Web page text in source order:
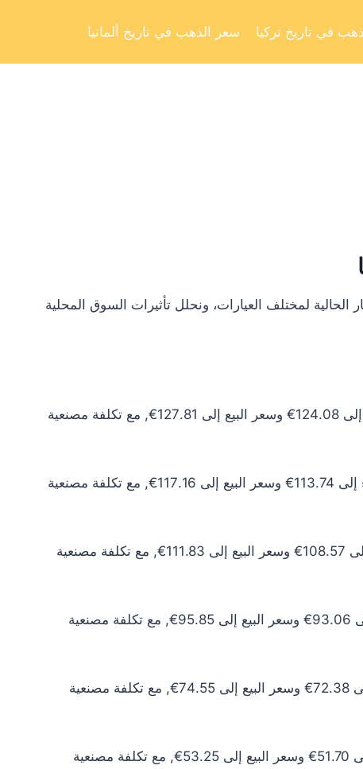
سعر الذهب في تاريخ ألمانيا في تاريخ تركيا
لمختلف العيارات، ونحلل تأثيرات السوق المحلية
سعر الذهب عيار 24 اليوم يبلغ 112.80€ للشراء الخام و116.19€ للبيع الخام. أما مع إضافة المصنعية، فيرتفع سعر الشراء إلى 124.08€ وسعر البيع إلى 127.81€, مع تكلفة مصنعية
سعر الذهب عيار 22 اليوم يبلغ 103.40€ للشراء الخام و106.51€ للبيع الخام. أما مع إضافة المصنعية، فيرتفع سعر الشراء إلى 113.74€ وسعر البيع إلى 117.16€, مع تكلفة مصنعية
سعر الذهب عيار 21 اليوم يبلغ 98.70€ للشراء الخام و101.66€ للبيع الخام. أما مع إضافة المصنعية، فيرتفع سعر الشراء إلى 108.57€ وسعر البيع إلى 111.83€, مع تكلفة مصنعية
سعر الذهب عيار 18 اليوم يبلغ 84.60€ للشراء الخام و87.14€ للبيع الخام. أما مع إضافة المصنعية، فيرتفع سعر الشراء إلى 93.06€ وسعر البيع إلى 95.85€, مع تكلفة مصنعية
سعر الذهب عيار 14 اليوم يبلغ 65.80€ للشراء الخام و67.78€ للبيع الخام. أما مع إضافة المصنعية، فيرتفع سعر الشراء إلى 72.38€ وسعر البيع إلى 74.55€, مع تكلفة مصنعية
سعر الذهب عيار 10 اليوم يبلغ 47.00€ للشراء الخام و48.41€ للبيع الخام. أما مع إضافة المصنعية، فيرتفع سعر الشراء إلى 51.70€ وسعر البيع إلى 53.25€, مع تكلفة مصنعية